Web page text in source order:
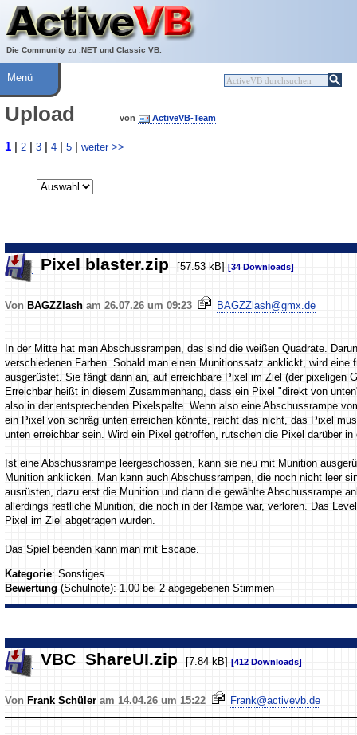
Die Community zu .NET und Classic VB.
Über ActiveVB
Hilfe
Menü
Upload von ActiveVB-Team
1 2 3 4 5 weiter >>
Pixel blaster.zip [57.53 kB] [34 Downloads]
Von BAGZZlash am 26.07.26 um 09:23 BAGZZlash@gmx.de
In der Mitte hat man Abschussrampen, das sind die weißen Quadrate.
verschiedenen Farben. Sobald man einen Munitionssatz anklickt, wird eine
ausgerüstet. Sie fängt dann an, auf erreichbare Pixel im Ziel (der pixeligen
Erreichbar heißt in diesem Zusammenhang, dass ein Pixel "direkt von
also in der entsprechenden Pixelspalte. Wenn also eine Abschussrampe
ein Pixel von schräg unten erreichen könnte, reicht das nicht, das Pixel
unten erreichbar sein. Wird ein Pixel getroffen, rutschen die Pixel darüber
Ist eine Abschussrampe leergeschossen, kann sie neu mit Munition
Munition anklicken. Man kann auch Abschussrampen, die noch nicht leer
ausrüsten, dazu erst die Munition und dann die gewählte Abschussrampe
allerdings restliche Munition, die noch in der Rampe war, verloren. Das
Pixel im Ziel abgetragen wurden.
Das Spiel beenden kann man mit Escape.
Kategorie: Sonstiges
Bewertung (Schulnote): 1.00 bei 2 abgegebenen Stimmen
VBC_ShareUI.zip [7.84 kB] [412 Downloads]
Von Frank Schüler am 14.04.26 um 15:22 Frank@activevb.de